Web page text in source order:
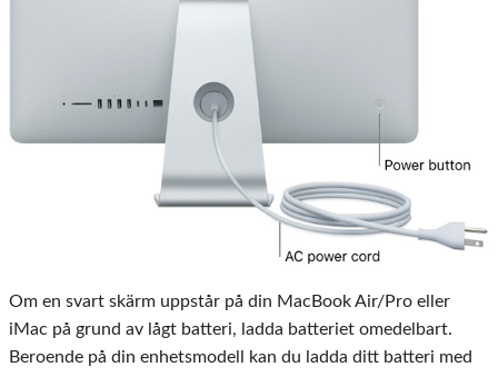
Om en svart skärm uppstår på din MacBook Air/Pro eller
iMac på grund av lågt batteri, ladda batteriet omedelbart.
Beroende på din enhetsmodell kan du ladda ditt batteri med